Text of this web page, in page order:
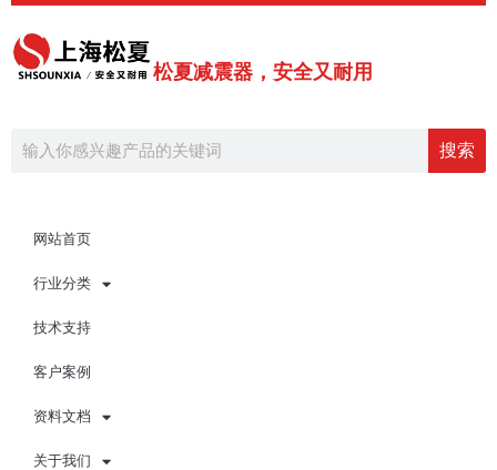
跳
内
松夏减震器，安全又耐用
搜索
网站首页
行业分类
技术支持
客户案例
资料文档
关于我们